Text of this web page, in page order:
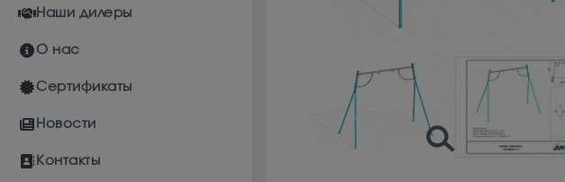
Наши дилеры
О нас
Сертификаты
Новости
Контакты